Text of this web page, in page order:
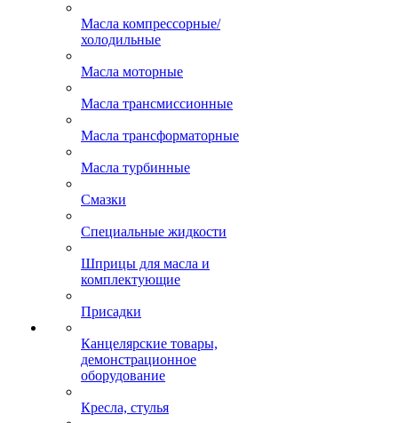
Масла компрессорные/
холодильные
Масла моторные
Масла трансмиссионные
Масла трансформаторные
Масла турбинные
Смазки
Специальные жидкости
Шприцы для масла и
комплектующие
Присадки
Канцелярские товары,
демонстрационное
оборудование
Кресла, стулья